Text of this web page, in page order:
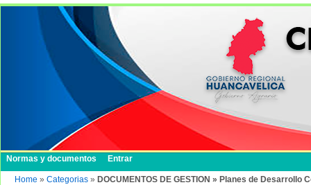
Normas y documentos Entrar
Home » Categorias » DOCUMENTOS DE GESTION » Planes de